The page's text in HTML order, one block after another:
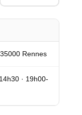
Rennes
· 19h00-